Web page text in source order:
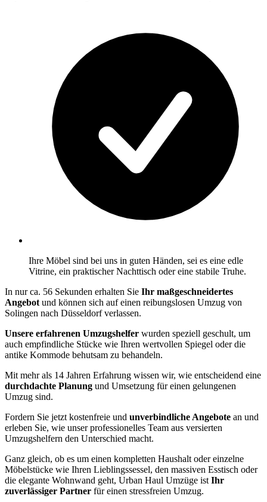
Ihre Möbel sind bei uns in guten Händen, sei es eine edle
Vitrine, ein praktischer Nachttisch oder eine stabile Truhe.
In nur ca. 56 Sekunden erhalten Sie Ihr maßgeschneidertes
Angebot und können sich auf einen reibungslosen Umzug von
Solingen nach Düsseldorf verlassen.
Unsere erfahrenen Umzugshelfer wurden speziell geschult, um
auch empfindliche Stücke wie Ihren wertvollen Spiegel oder die
antike Kommode behutsam zu behandeln.
Mit mehr als 14 Jahren Erfahrung wissen wir, wie entscheidend eine
durchdachte Planung und Umsetzung für einen gelungenen
Umzug sind.
Fordern Sie jetzt kostenfreie und unverbindliche Angebote an und
erleben Sie, wie unser professionelles Team aus versierten
Umzugshelfern den Unterschied macht.
Ganz gleich, ob es um einen kompletten Haushalt oder einzelne
Möbelstücke wie Ihren Lieblingssessel, den massiven Esstisch oder
die elegante Wohnwand geht, Urban Haul Umzüge ist Ihr
zuverlässiger Partner für einen stressfreien Umzug.